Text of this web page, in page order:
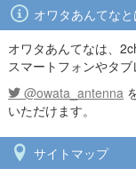
オワタあんてなと
オワタあんてなは、
スマートフォンやタブ
@owata_antenna
いただけます。
サイトマップ